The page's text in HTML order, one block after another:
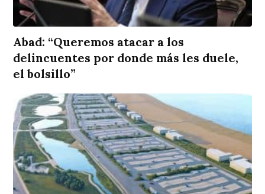
Abad: “Queremos atacar a los
delincuentes por donde más les duele,
el bolsillo”